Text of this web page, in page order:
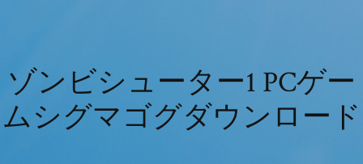
ゾンビシューター1 PCゲー
ムシグマゴグダウンロード